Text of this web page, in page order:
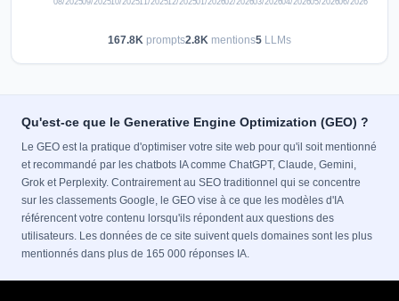
167.8K prompts2.8K mentions5 LLMs
Qu'est-ce que le Generative Engine Optimization (GEO) ?
Le GEO est la pratique d'optimiser votre site web pour qu'il soit mentionné
et recommandé par les chatbots IA comme ChatGPT, Claude, Gemini,
Grok et Perplexity. Contrairement au SEO traditionnel qui se concentre
sur les classements Google, le GEO vise à ce que les modèles d'IA
référencent votre contenu lorsqu'ils répondent aux questions des
utilisateurs. Les données de ce site suivent quels domaines sont les plus
mentionnés dans plus de 165 000 réponses IA.